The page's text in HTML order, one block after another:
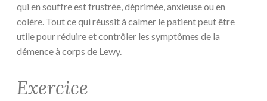
qui en souffre est frustrée, déprimée, anxieuse ou en
colère. Tout ce qui réussit à calmer le patient peut être
utile pour réduire et contrôler les symptômes de la
démence à corps de Lewy.
Exercice